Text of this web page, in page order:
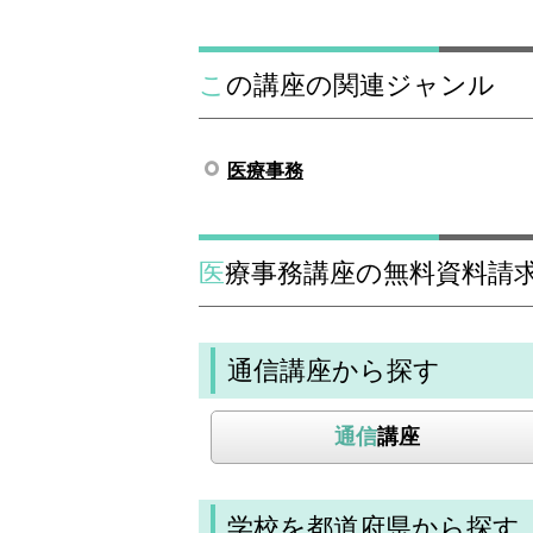
この講座の関連ジャンル
医療事務
医療事務講座の無料資料請
通信講座から探す
通信講座